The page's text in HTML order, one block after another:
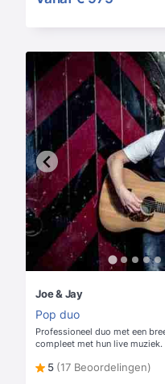
Joe & Jay
Pop duo
Professioneel duo met een
compleet met hun live muziek.
5 (17 Beoordelingen)